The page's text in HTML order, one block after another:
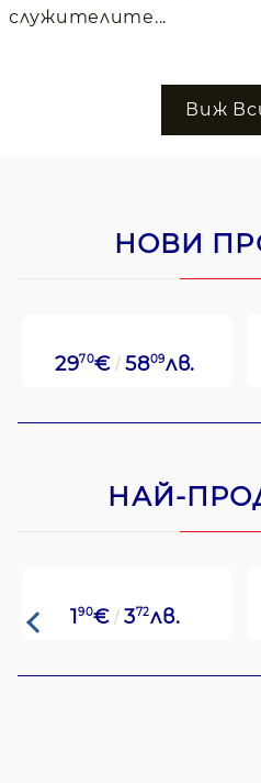
служителите...
Виж
НОВИ
2970€ 5809лв.
НАЙ-
190€ 372лв.